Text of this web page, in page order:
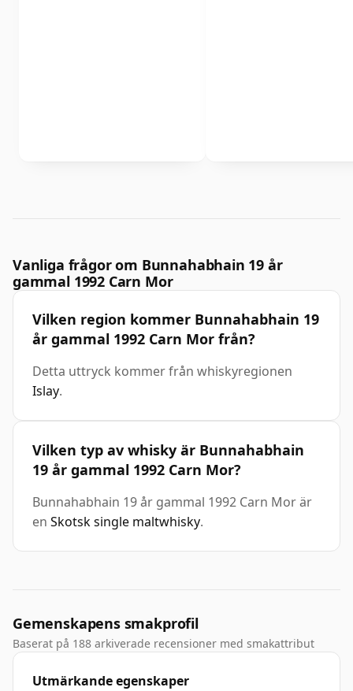
Vanliga frågor om Bunnahabhain 19 år
gammal 1992 Carn Mor
Vilken region kommer Bunnahabhain 19
år gammal 1992 Carn Mor från?
Detta uttryck kommer från whiskyregionen
Islay.
Vilken typ av whisky är Bunnahabhain
19 år gammal 1992 Carn Mor?
Bunnahabhain 19 år gammal 1992 Carn Mor är
en Skotsk single maltwhisky.
Gemenskapens smakprofil
Baserat på 188 arkiverade recensioner med smakattribut
Utmärkande egenskaper